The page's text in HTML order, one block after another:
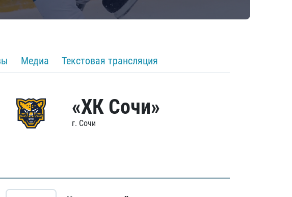
Медиа Текстовая трансляция
«ХК Сочи»
г. Сочи